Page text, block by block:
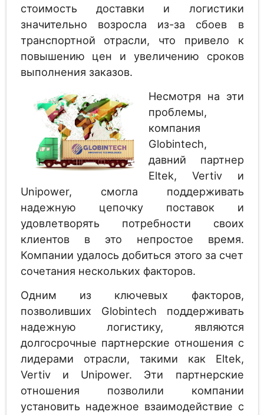
стоимость доставки и логистики
значительно возросла из-за сбоев в
транспортной отрасли, что привело к
повышению цен и увеличению сроков
выполнения заказов.
Несмотря на эти
проблемы,
компания
Globintech,
давний партнер
Eltek, Vertiv и
Unipower, смогла поддерживать
надежную цепочку поставок и
удовлетворять потребности своих
клиентов в это непростое время.
Компании удалось добиться этого за счет
сочетания нескольких факторов.
Одним из ключевых факторов,
позволивших Globintech поддерживать
надежную логистику, являются
долгосрочные партнерские отношения с
лидерами отрасли, такими как Eltek,
Vertiv и Unipower. Эти партнерские
отношения позволили компании
установить надежное взаимодействие с